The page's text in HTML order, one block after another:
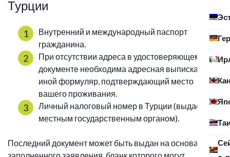
Турции
Внутренний и международный паспорт
гражданина.
При отсутствии адреса в удостоверяющем
документе необходима адресная выписка или
иной формуляр, подтверждающий место
вашего проживания.
Личный налоговый номер в Турции (выдается
местным государственным органом).
Последний документ может быть выдан на основании